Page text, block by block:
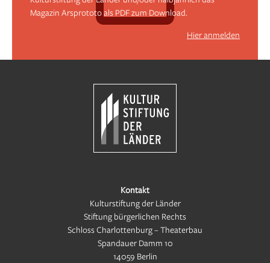
Magazin Arsprototo als PDF zum Download.
Hier anmelden
Kontakt
Kulturstiftung der Länder
Stiftung bürgerlichen Rechts
Schloss Charlottenburg – Theaterbau
Spandauer Damm 10
14059 Berlin